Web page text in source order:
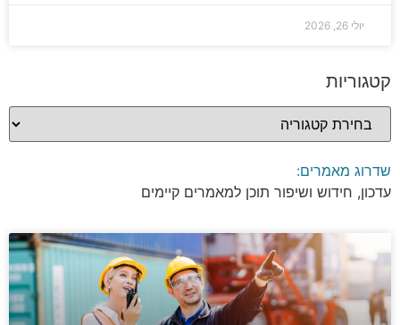
יולי 26, 2026
קטגוריות
שדרוג מאמרים:
עדכון, חידוש ושיפור תוכן למאמרים קיימים